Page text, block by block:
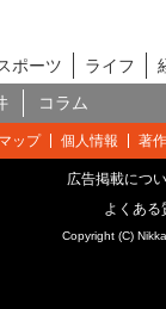
ポーツ ライフ
コラム
ップ 個人情報 著
広告掲載につ
よくある
Copyright (C)